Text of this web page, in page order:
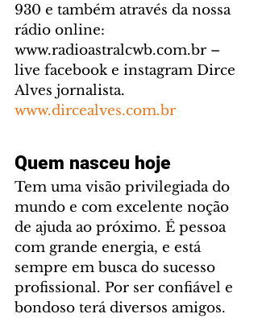
930 e também através da nossa
rádio online:
www.radioastralcwb.com.br –
live facebook e instagram Dirce
Alves jornalista.
www.dircealves.com.br
Quem nasceu hoje
Tem uma visão privilegiada do
mundo e com excelente noção
de ajuda ao próximo. É pessoa
com grande energia, e está
sempre em busca do sucesso
profissional. Por ser confiável e
bondoso terá diversos amigos.